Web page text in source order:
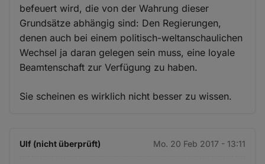
befeuert wird, die von der Wahrung dieser
Grundsätze abhängig sind: Den Regierungen,
denen auch bei einem politisch-weltanschaulichen
Wechsel ja daran gelegen sein muss, eine loyale
Beamtenschaft zur Verfügung zu haben.
Sie scheinen es wirklich nicht besser zu wissen.
Ulf (nicht überprüft) Mo. 20 Feb 2017 - 13:11